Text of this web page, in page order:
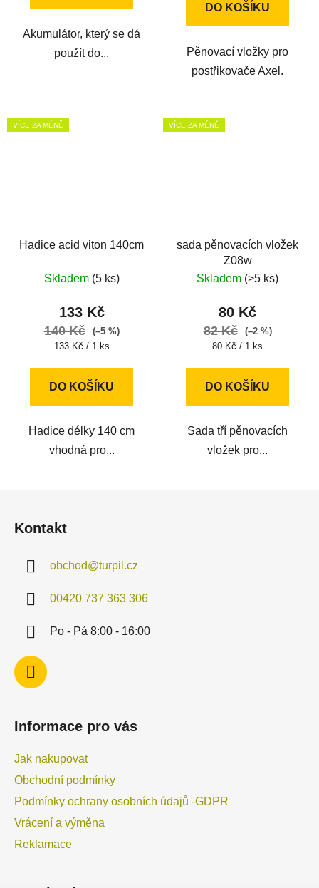
Akumulátor, který se dá
použít do...
DO KOŠÍKU
Pěnovací vložky pro
postřikovače Axel.
VÍCE ZA MÉNĚ
Hadice acid viton 140cm
Skladem (5 ks)
133 Kč
140 Kč
(–5 %)
Měrná
133 Kč / 1 ks
DO KOŠÍKU
Hadice délky 140 cm
vhodná pro...
VÍCE ZA MÉNĚ
sada pěnovacích vložek
Z08w
Skladem (>5 ks)
80 Kč
82 Kč
(–2 %)
Měrná
80 Kč / 1 ks
DO KOŠÍKU
Sada tří pěnovacích
vložek pro...
Kontakt
obchod@turpil.cz
00420 737 363 306
Po - Pá 8:00 - 16:00
Informace pro vás
Jak nakupovat
Obchodní podmínky
Podmínky ochrany osobních údajů -GDPR
Vrácení a výměna
Reklamace